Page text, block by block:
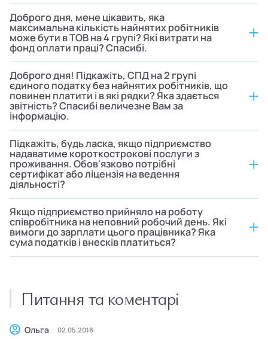
Доброго дня, мене цікавить, яка
максимальна кількість найнятих робітників
може бути в ТОВ на 4 групі? Які витрати на
фонд оплати праці? Спасибі.
Доброго дня! Підкажіть, СПД на 2 групі
єдиного податку без найнятих робітників, що
повинен платити і в які рядки? Яка здається
звітність? Спасибі величезне Вам за
інформацію.
Підкажіть, будь ласка, якщо підприємство
надаватиме короткострокові послуги з
проживання. Обов'язково потрібні
сертифікат або ліцензія на ведення
діяльності?
Якщо підприємство прийняло на роботу
співробітника на неповний робочий день. Які
вимоги до зарплати цього працівника? Яка
сума податків і внесків платиться?
Питання та коментарі
Ольга 02.05.2018